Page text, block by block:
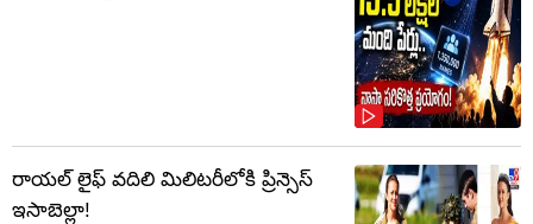
రాయల్ లైఫ్ వదిలి మిలిటరీలోకి ప్రిన్సెస్
ఇసాబెల్లా!